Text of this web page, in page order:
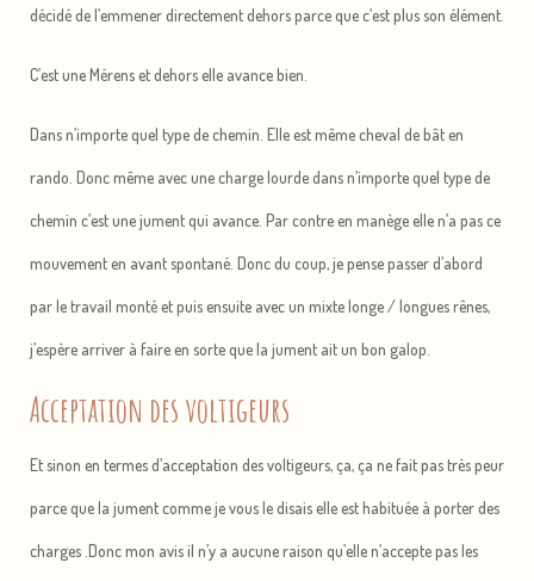
décidé de l’emmener directement dehors parce que c’est plus son élément.
C’est une Mérens et dehors elle avance bien.
Dans n’importe quel type de chemin. Elle est même cheval de bât en
rando. Donc même avec une charge lourde dans n’importe quel type de
chemin c’est une jument qui avance. Par contre en manège elle n’a pas ce
mouvement en avant spontané. Donc du coup, je pense passer d’abord
par le travail monté et puis ensuite avec un mixte longe / longues rênes,
j’espère arriver à faire en sorte que la jument ait un bon galop.
Acceptation des voltigeurs
Et sinon en termes d’acceptation des voltigeurs, ça, ça ne fait pas très peur
parce que la jument comme je vous le disais elle est habituée à porter des
charges .Donc mon avis il n’y a aucune raison qu’elle n’accepte pas les